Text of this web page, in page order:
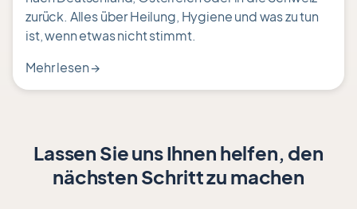
zurück. Alles über Heilung, Hygiene und was zu tun
ist, wenn etwas nicht stimmt.
Mehr lesen→
Lassen Sie uns Ihnen helfen, den
nächsten Schritt zu machen